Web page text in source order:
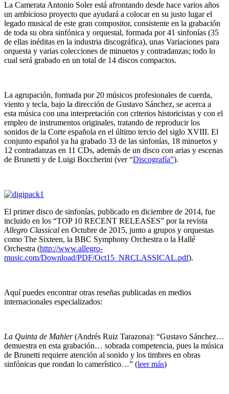
La Camerata Antonio Soler está afrontando desde hace varios años
un ambicioso proyecto que ayudará a colocar en su justo lugar el
legado musical de este gran compositor, consistente en la grabación
de toda su obra sinfónica y orquestal, formada por 41 sinfonías (35
de ellas inéditas en la industria discográfica), unas Variaciones para
orquesta y varias colecciones de minuetos y contradanzas; todo lo
cual será grabado en un total de 14 discos compactos.
La agrupación, formada por 20 músicos profesionales de cuerda,
viento y tecla, bajo la dirección de Gustavo Sánchez, se acerca a
esta música con una interpretación con criterios historicistas y con el
empleo de instrumentos originales, tratando de reproducir los
sonidos de la Corte española en el último tercio del siglo XVIII. El
conjunto español ya ha grabado 33 de las sinfonías, 18 minuetos y
12 contradanzas en 11 CDs, además de un disco con arias y escenas
de Brunetti y de Luigi Boccherini (ver “Discografía”).
El primer disco de sinfonías, publicado en diciembre de 2014, fue
incluido en los “TOP 10 RECENT RELEASES” por la revista
Allegro Classical en Octubre de 2015, junto a grupos y orquestas
como The Sixteen, la BBC Symphony Orchestra o la Hallé
Orchestra (http://www.allegro-
music.com/Download/PDF/Oct15_NRCLASSICAL.pdf).
Aquí puedes encontrar otras reseñas publicadas en medios
internacionales especializados:
La Quinta de Mahler(Andrés Ruiz Tarazona): “Gustavo Sánchez…
demuestra en esta grabación… sobrada competencia, pues la música
de Brunetti requiere atención al sonido y los timbres en obras
sinfónicas que rondan lo camerístico…” (leer más)